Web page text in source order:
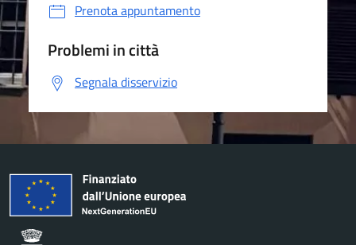
Prenota appuntamento
Problemi in città
Segnala disservizio